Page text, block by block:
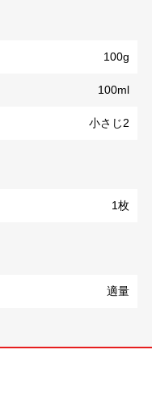
100g
100ml
小さじ2
1枚
適量